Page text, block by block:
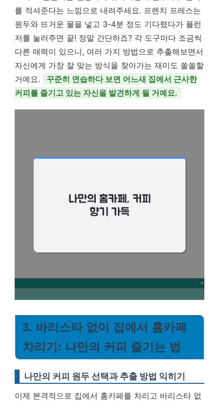
를 적셔준다는 느낌으로 내려주세요. 프렌치 프레스는
원두와 뜨거운 물을 넣고 3-4분 정도 기다렸다가 플런
저를 눌러주면 끝! 정말 간단하죠? 각 도구마다 조금씩
다른 매력이 있으니, 여러 가지 방법으로 추출해보면서
자신에게 가장 잘 맞는 방식을 찾아가는 재미도 쏠쏠할
거예요.
꾸준히 연습하다 보면 어느새 집에서 근사한
커피를 즐기고 있는 자신을 발견하게 될 거예요.
3. 바리스타 없이 집에서 홈카페
차리기: 나만의 커피 즐기는 법
나만의 커피 원두 선택과 추출 방법 익히기
이제 본격적으로 집에서 홈카페를 차리고 바리스타 없